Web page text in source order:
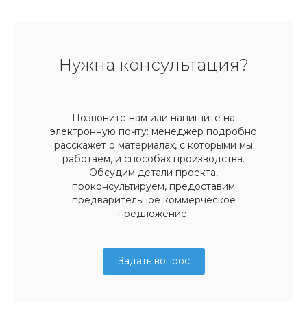
Нужна консультация?
Позвоните нам или напишите на
электронную почту: менеджер подробно
расскажет о материалах, с которыми мы
работаем, и способах производства.
Обсудим детали проекта,
проконсультируем, предоставим
предварительное коммерческое
предложение.
Задать вопрос